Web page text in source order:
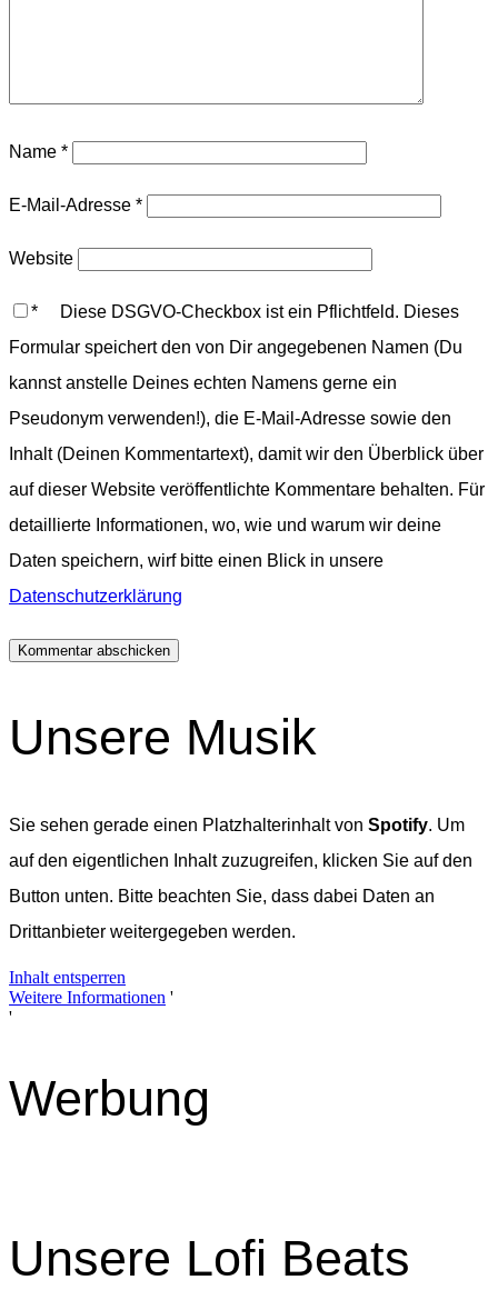
Name *
E-Mail-Adresse *
Website
* Diese DSGVO-Checkbox ist ein Pflichtfeld. Dieses
Formular speichert den von Dir angegebenen Namen (Du
kannst anstelle Deines echten Namens gerne ein
Pseudonym verwenden!), die E-Mail-Adresse sowie den
Inhalt (Deinen Kommentartext), damit wir den Überblick über
auf dieser Website veröffentlichte Kommentare behalten. Für
detaillierte Informationen, wo, wie und warum wir deine
Daten speichern, wirf bitte einen Blick in unsere
Datenschutzerklärung
Unsere Musik
Sie sehen gerade einen Platzhalterinhalt von Spotify. Um
auf den eigentlichen Inhalt zuzugreifen, klicken Sie auf den
Button unten. Bitte beachten Sie, dass dabei Daten an
Drittanbieter weitergegeben werden.
Inhalt entsperren
Weitere Informationen '
'
Werbung
Unsere Lofi Beats